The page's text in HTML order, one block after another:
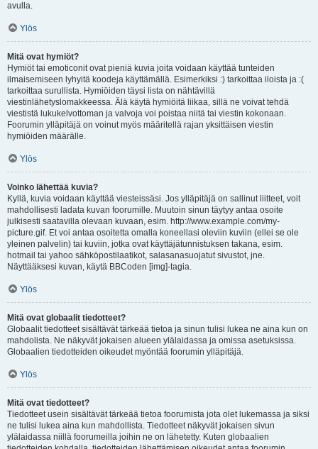
avulla.
Ylös
Mitä ovat hymiöt?
Hymiöt tai emoticonit ovat pieniä kuvia joita voidaan käyttää tunteiden
ilmaisemiseen lyhyitä koodeja käyttämällä. Esimerkiksi :) tarkoittaa iloista ja :(
tarkoittaa surullista. Hymiöiden täysi lista on nähtävillä
viestinlähetyslomakkeessa. Älä käytä hymiöitä liikaa, sillä ne voivat tehdä
viestistä lukukelvottoman ja valvoja voi poistaa niitä tai viestin kokonaan.
Foorumin ylläpitäjä on voinut myös määritellä rajan yksittäisen viestin
hymiöiden määrälle.
Ylös
Voinko lähettää kuvia?
Kyllä, kuvia voidaan käyttää viesteissäsi. Jos ylläpitäjä on sallinut liitteet, voit
mahdollisesti ladata kuvan foorumille. Muutoin sinun täytyy antaa osoite
julkisesti saatavilla olevaan kuvaan, esim. http://www.example.com/my-
picture.gif. Et voi antaa osoitetta omalla koneellasi oleviin kuviin (ellei se ole
yleinen palvelin) tai kuviin, jotka ovat käyttäjätunnistuksen takana, esim.
hotmail tai yahoo sähköpostilaatikot, salasanasuojatut sivustot, jne.
Näyttääksesi kuvan, käytä BBCoden [img]-tagia.
Ylös
Mitä ovat globaalit tiedotteet?
Globaalit tiedotteet sisältävät tärkeää tietoa ja sinun tulisi lukea ne aina kun on
mahdolista. Ne näkyvät jokaisen alueen ylälaidassa ja omissa asetuksissa.
Globaalien tiedotteiden oikeudet myöntää foorumin ylläpitäjä.
Ylös
Mitä ovat tiedotteet?
Tiedotteet usein sisältävät tärkeää tietoa foorumista jota olet lukemassa ja siksi
ne tulisi lukea aina kun mahdollista. Tiedotteet näkyvät jokaisen sivun
ylälaidassa niillä foorumeilla joihin ne on lähetetty. Kuten globaalien